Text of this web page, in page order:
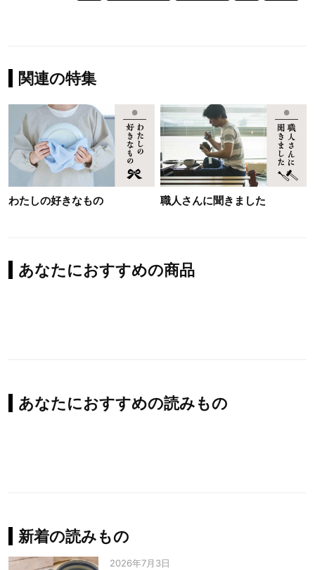
関連の特集
わたしの好きなもの 職人さんに聞きました
あなたにおすすめの商品
あなたにおすすめの読みもの
新着の読みもの
2026年7月3日